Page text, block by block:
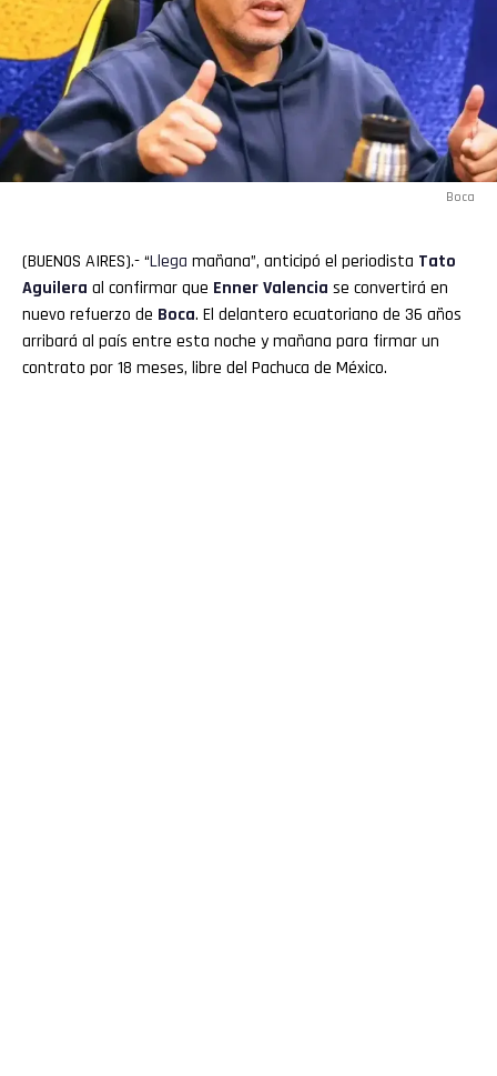
Boca
(BUENOS AIRES).- “Llega mañana”, anticipó el periodista Tato
Aguilera al confirmar que EnnerValencia se convertirá en
nuevo refuerzo de Boca. El delantero ecuatoriano de 36 años
arribará al país entre esta noche y mañana para firmar un
contrato por 18 meses, libre del Pachuca de México.